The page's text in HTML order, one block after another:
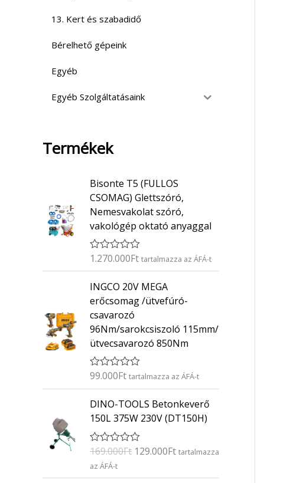
13. Kert és szabadidő
Bérelhető gépeink
Egyéb
Egyéb Szolgáltatásaink
Termékek
Bisonte T5 (FULLOS
CSOMAG) Glettszóró,
Nemesvakolat szóró,
vakológép oktató anyaggal
É
é
e
l
é
s
:
/
5
1.270.000Ft tartalmazza az ÁFÁ-t
INGCO 20V MEGA
erőcsomag /ütvefúró-
csavarozó
96Nm/sarokcsiszoló 115mm/
ütvecsavarozó 850Nm
É
é
k
e
é
s
0
/
99.000Ft tartalmazza az ÁFÁ-t
DINO-TOOLS Betonkeverő
150L 375W 230V (DT150H)
É
t
é
169.000Ft
O
r
g
129.000Ft
C
u
etartalmazza
az ÁFÁ-t